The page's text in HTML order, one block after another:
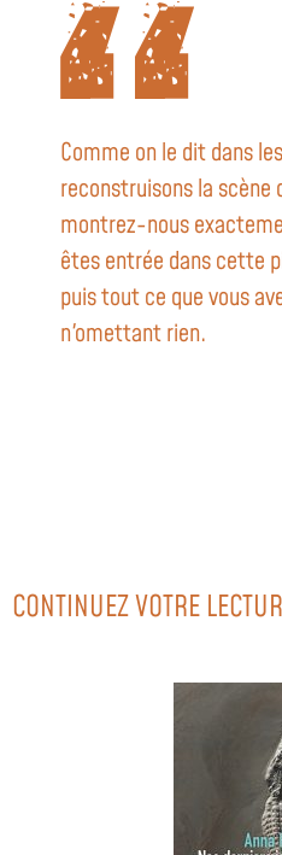
Comme on le dit dans
reconstruisons la scène
montrez-nous
êtes entrée dans cette
puis tout ce que vous
n'omettant rien.
CONTINUEZ VOTRE